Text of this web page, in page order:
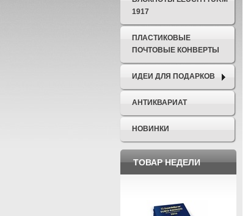
1917
ПЛАСТИКОВЫЕ
ПОЧТОВЫЕ КОНВЕРТЫ
ИДЕИ ДЛЯ ПОДАРКОВ
АНТИКВАРИАТ
НОВИНКИ
ТОВАР НЕДЕЛИ